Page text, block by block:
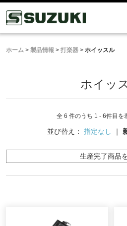
ホーム > 製品情報 > 打楽器 > ホイッスル
ホイッ
全 6 件のうち 1 - 6件目を
並び替え： 指定なし ｜
生産完了商品